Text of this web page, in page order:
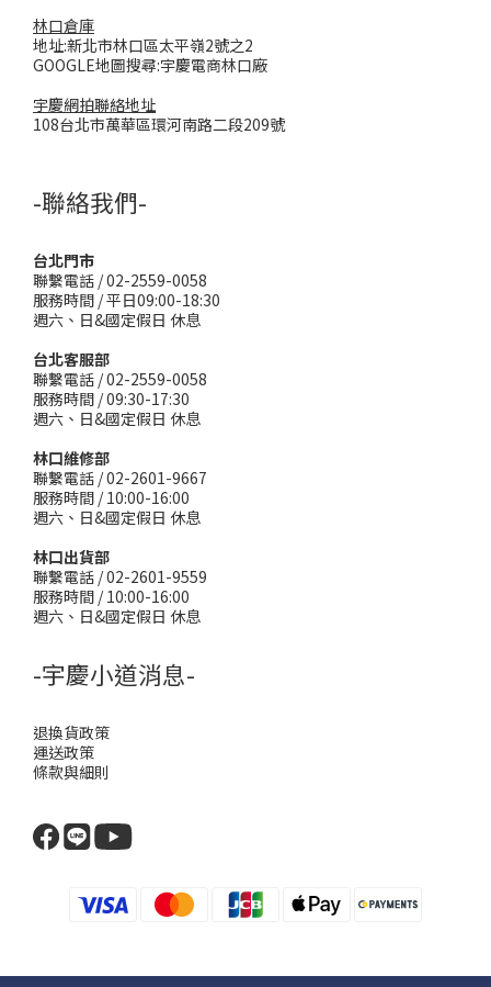
林口倉庫
地址:新北市林口區太平嶺2號之2
GOOGLE地圖搜尋:宇慶電商林口廠
宇慶網拍聯絡地址
108台北市萬華區環河南路二段209號
-聯絡我們-
台北門市
聯繫電話 / 02-2559-0058
服務時間 / 平日09:00-18:30
週六、日&國定假日 休息
台北客服部
聯繫電話 / 02-2559-0058
服務時間 / 09:30-17:30
週六、日&國定假日 休息
林口維修部
聯繫電話 / 02-2601-9667
服務時間 / 10:00-16:00
週六、日&國定假日 休息
林口出貨部
聯繫電話 / 02-2601-9559
服務時間 / 10:00-16:00
週六、日&國定假日 休息
-宇慶小道消息-
退換貨政策
運送政策
條款與細則